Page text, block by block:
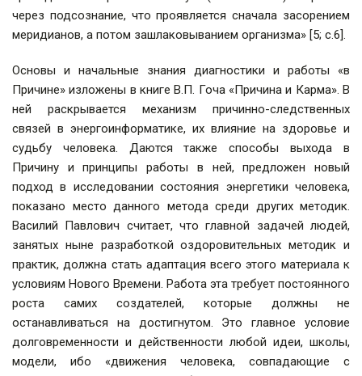
через подсознание, что проявляется сначала засорением
меридианов, а потом зашлаковыванием организма» [5; с.6].
Основы и начальные знания диагностики и работы «в
Причине» изложены в книге В.П. Гоча «Причина и Карма». В
ней раскрывается механизм причинно-следственных
связей в энергоинформатике, их влияние на здоровье и
судьбу человека. Даются также способы выхода в
Причину и принципы работы в ней, предложен новый
подход в исследовании состояния энергетики человека,
показано место данного метода среди других методик.
Василий Павлович считает, что главной задачей людей,
занятых ныне разработкой оздоровительных методик и
практик, должна стать адаптация всего этого материала к
условиям Нового Времени. Работа эта требует постоянного
роста самих создателей, которые должны не
останавливаться на достигнутом. Это главное условие
долговременности и действенности любой идеи, школы,
модели, ибо «движения человека, совпадающие с